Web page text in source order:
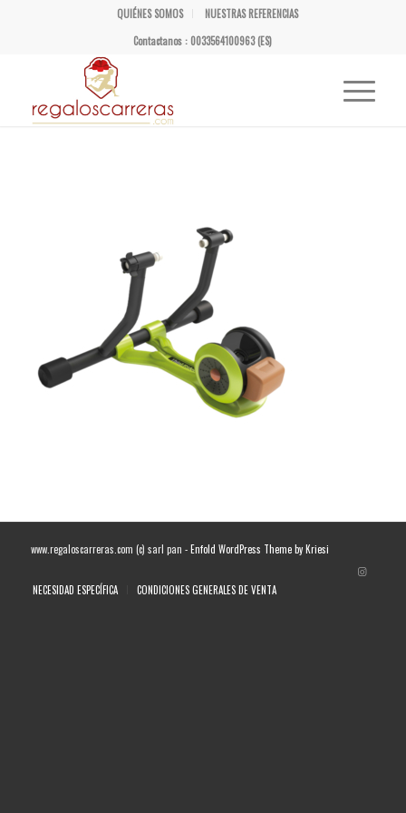
QUIÉNES SOMOS
NUESTRAS REFERENCIAS
Contactanos : 0033564100963 (ES)
www.regaloscarreras.com (c) sarl pan -Enfold WordPress Theme by Kriesi
NECESIDAD ESPECÍFICA CONDICIONES GENERALES DE VENTA